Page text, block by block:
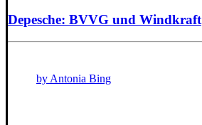
Depesche: BVVG und Windkraft
by Antonia Bing